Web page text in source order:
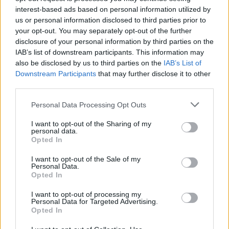
interest-based ads based on personal information utilized by
us or personal information disclosed to third parties prior to
your opt-out. You may separately opt-out of the further
disclosure of your personal information by third parties on the
IAB’s list of downstream participants. This information may
also be disclosed by us to third parties on the IAB’s List of
Downstream Participants that may further disclose it to other
Please note that this website/app uses one or more Google
not limited to your visit or usage behaviour. You may click to
grant or deny consent to Google and its third-party tags to
use your data for below specified purposes in below Google
consent section.
Personal Data Processing Opt Outs
I want to opt-out of the Sharing of my
personal data.
Opted In
I want to opt-out of the Sale of my
Personal Data.
Opted In
I want to opt-out of processing my
Personal Data for Targeted Advertising.
Opted In
KEVIN BOLGER i Falun-Borlänges drakt i Gällivare i
helgen. Når han går i Ruka til helgen må han betale alt selv.
Foto: BILDBYRÅN
Schoonmaker synes synd på Bolger
Samboer Maja Dahlqvist takker seg lykkelig for at
hun tilhører det svenske laget.
– Jeg er så takknemlig for det systemet vi har i
Kollegan JC Schoonmaker var sammen med Kevin
Bolger i Gällivare i helgen. Han får altså alt dekket
som han skal gå på samme lag som i Ruka.
– Kevin er en av de beste løperne i USA – og likevel
jeg lider med han, det blir et økonomisk stress, sier
Schoonmaker.
– Jeg håper det amerikanske forbundet får inn mer